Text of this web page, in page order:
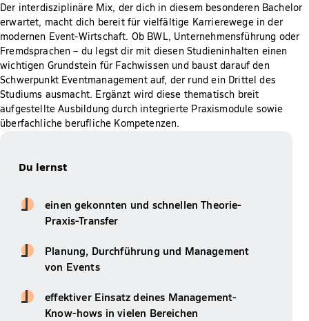
Der interdisziplinäre Mix, der dich in diesem besonderen Bachelor
erwartet, macht dich bereit für vielfältige Karrierewege in der
modernen Event-Wirtschaft. Ob BWL, Unternehmensführung oder
Fremdsprachen – du legst dir mit diesen Studieninhalten einen
wichtigen Grundstein für Fachwissen und baust darauf den
Schwerpunkt Eventmanagement auf, der rund ein Drittel des
Studiums ausmacht. Ergänzt wird diese thematisch breit
aufgestellte Ausbildung durch integrierte Praxismodule sowie
überfachliche berufliche Kompetenzen.
Du lernst
einen gekonnten und schnellen Theorie-
Praxis-Transfer
Planung, Durchführung und Management
von Events
effektiver Einsatz deines Management-
Know-hows in vielen Bereichen